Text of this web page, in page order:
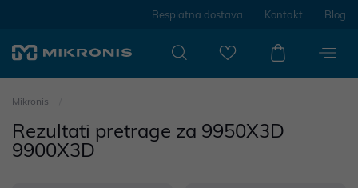
Besplatna dostava Kontakt Blog
Mikronis
Rezultati pretrage za 9950X3D
9900X3D